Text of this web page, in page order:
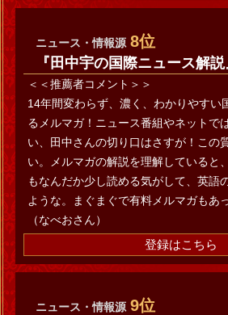
ニュース・情報源 8位
『田中宇の国際ニュース解説
＜＜推薦者コメント＞＞
14年間変わらず、濃く、わかりやすい
るメルマガ！ニュース番組やネットで
い、田中さんの切り口はさすが！この
い。メルマガの解説を理解していると
もなんだか少し読める気がして、英語
ような。まぐまぐで有料メルマガもあ
（なべおさん）
登録はこちら
ニュース・情報源 9位